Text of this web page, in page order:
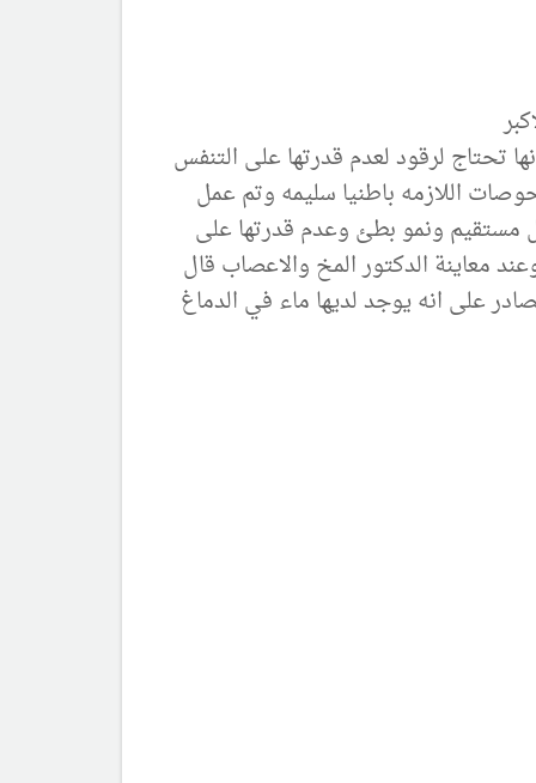
تحتاج لرقود لعدم قدرتها على التنفس
اللازمه باطنيا سليمه وتم عمل
مستقيم ونمو بطئ وعدم قدرتها على
معاينة الدكتور المخ والاعصاب قال
على انه يوجد لديها ماء في الدماغ